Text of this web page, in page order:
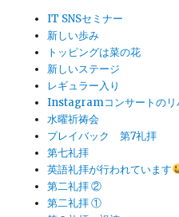
IT SNSセミナー
新しい歩み
トッピングは菜の花
新しいステージ
レギュラー入り
Instagramコンサートのリ
水曜祈祷会
プレイバック 第7礼拝
第七礼拝
英語礼拝が行われています
第二礼拝 ②
第二礼拝 ①